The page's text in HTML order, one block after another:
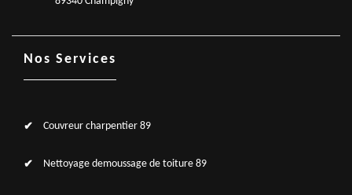
Nos Services
Couvreur charpentier 89
Nettoyage demoussage de toiture 89